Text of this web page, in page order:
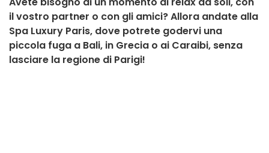
il vostro partner o con gli amici? Allora andate alla
Spa Luxury Paris, dove potrete godervi una
piccola fuga a Bali, in Grecia o ai Caraibi, senza
lasciare la regione di Parigi!